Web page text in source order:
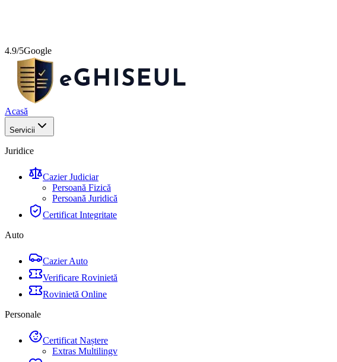
4.9/5Google
Acasă
Servicii
Juridice
Cazier Judiciar
Persoană Fizică
Persoană Juridică
Certificat Integritate
Auto
Cazier Auto
Verificare Rovinietă
Rovinietă Online
Personale
Certificat Naștere
Extras Multilingv